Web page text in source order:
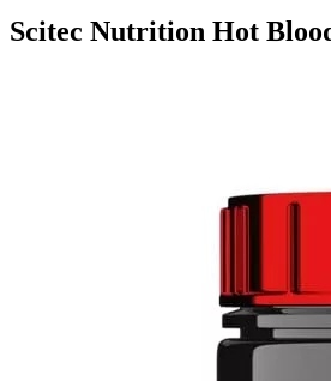
Scitec Nutrition Hot